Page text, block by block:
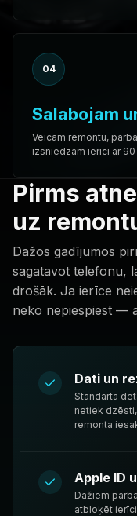
04
Salabojam
Veicam remontu,
izsniedzam ierīci ar
Pirms
uz
Dažos gadījumos
sagatavot telefonu,
drošāk. Ja ierīce
neko nepiespiest —
Dati un
Standarta
netiek
remonta
Apple ID
Dažiem
atbloķēt